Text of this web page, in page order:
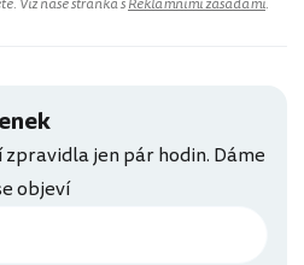
Viz naše stránka sReklamními zásadami.
jen pár hodin. Dáme
objeví